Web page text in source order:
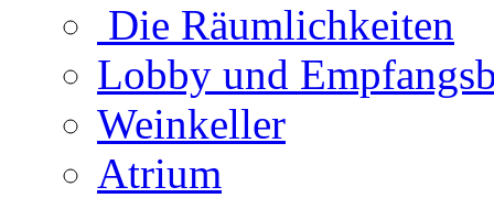
Die Räumlichkeiten
Lobby und
Weinkeller
Atrium